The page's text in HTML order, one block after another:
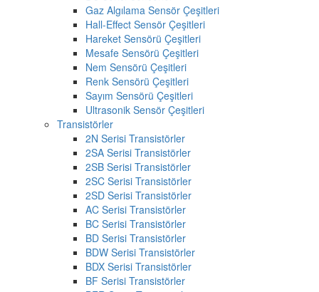
Gaz Algılama Sensör Çeşitleri
Hall-Effect Sensör Çeşitleri
Hareket Sensörü Çeşitleri
Mesafe Sensörü Çeşitleri
Nem Sensörü Çeşitleri
Renk Sensörü Çeşitleri
Sayım Sensörü Çeşitleri
Ultrasonik Sensör Çeşitleri
Transistörler
2N Serisi Transistörler
2SA Serisi Transistörler
2SB Serisi Transistörler
2SC Serisi Transistörler
2SD Serisi Transistörler
AC Serisi Transistörler
BC Serisi Transistörler
BD Serisi Transistörler
BDW Serisi Transistörler
BDX Serisi Transistörler
BF Serisi Transistörler